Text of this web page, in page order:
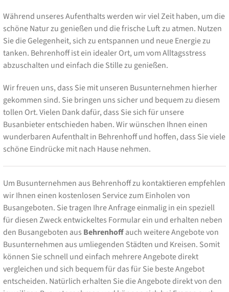
Während unseres Aufenthalts werden wir viel Zeit haben, um die
schöne Natur zu genießen und die frische Luft zu atmen. Nutzen
Sie die Gelegenheit, sich zu entspannen und neue Energie zu
tanken. Behrenhoff ist ein idealer Ort, um vom Alltagsstress
abzuschalten und einfach die Stille zu genießen.
Wir freuen uns, dass Sie mit unseren Busunternehmen hierher
gekommen sind. Sie bringen uns sicher und bequem zu diesem
tollen Ort. Vielen Dank dafür, dass Sie sich für unsere
Busanbieter entschieden haben. Wir wünschen Ihnen einen
wunderbaren Aufenthalt in Behrenhoff und hoffen, dass Sie viele
schöne Eindrücke mit nach Hause nehmen.
Um Busunternehmen aus Behrenhoff zu kontaktieren empfehlen
wir Ihnen einen kostenlosen Service zum Einholen von
Busangeboten. Sie tragen Ihre Anfrage einmalig in ein speziell
für diesen Zweck entwickeltes Formular ein und erhalten neben
den Busangeboten aus Behrenhoffauch weitere Angebote von
Busunternehmen aus umliegenden Städten und Kreisen. Somit
können Sie schnell und einfach mehrere Angebote direkt
vergleichen und sich bequem für das für Sie beste Angebot
entscheiden. Natürlich erhalten Sie die Angebote direkt von den